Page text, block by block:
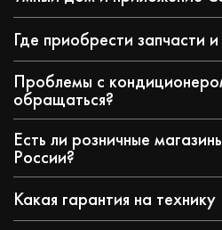
Где приобрести запчасти
Проблемы с
обращаться?
Есть ли розничные
России?
Какая гарантия на технику